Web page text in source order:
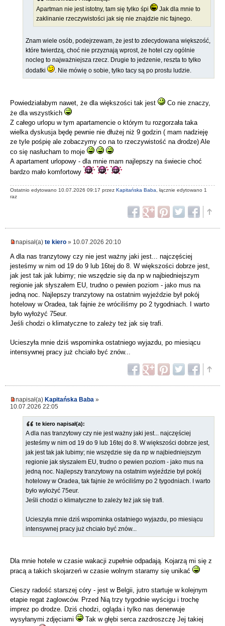
Apartman nie jest istotny, tam się tylko śpi
Jak dla mnie to
zaklinanie rzeczywistości jak się nie znajdzie nic fajnego.
Znam wiele osób, podejrzewam, że jest to zdecydowana większość,
które twierdzą, choć nie przyznają wprost, że hotel czy ogólnie
nocleg to najważniejsza rzecz. Drugie to jedzenie, reszta to tylko
dodatki
. Nie mówię o sobie, tylko tacy są po prostu ludzie.
Powiedziałabym nawet, że dla większości tak jest
Co nie znaczy,
że dla wszystkich
Z całego urlopu w tym apartamencie o którym tu rozgorzała taka
wielka dyskusja będę pewnie nie dłużej niż 9 godzin ( mam nadzieję
ze tyle pośpię ale zobaczymy co na to rzeczywistość na drodze) Ale
co się nasłucham to moje
A apartament urlopowy - dla mnie mam najlepszy na świecie choć
bardzo mało komfortowy
Ostatnio edytowano 10.07.2026 09:17 przez Kapitańska Baba , łącznie edytowano 1
raz
napisał(a) te kiero » 10.07.2026 20:10
A dla nas tranzytowy czy nie jest ważny jaki jest... najczęściej
jesteśmy w nim od 19 do 9 lub 16tej do 8. W większości dobrze jest,
jak jest tak jak lubimy; nie wszędzie się da np w najbiedniejszym
regionie jak słyszałem EU, trudno o pewien poziom - jako mus na
jedną noc. Najlepszy tranzytowy na ostatnim wyjeździe był pokój
hotelowy w Oradea, tak fajnie że wróciliśmy po 2 tygodniach. I warto
było wyłożyć 75eur.
Jeśli chodzi o klimatyczne to zależy też jak się trafi.
Ucieszyła mnie dziś wspominka ostatniego wyjazdu, po miesiącu
intensywnej pracy już chciało być znów...
napisał(a) Kapitańska Baba »
10.07.2026 22:05
te kiero napisał(a):
A dla nas tranzytowy czy nie jest ważny jaki jest... najczęściej
jesteśmy w nim od 19 do 9 lub 16tej do 8. W większości dobrze jest,
jak jest tak jak lubimy; nie wszędzie się da np w najbiedniejszym
regionie jak słyszałem EU, trudno o pewien poziom - jako mus na
jedną noc. Najlepszy tranzytowy na ostatnim wyjeździe był pokój
hotelowy w Oradea, tak fajnie że wróciliśmy po 2 tygodniach. I warto
było wyłożyć 75eur.
Jeśli chodzi o klimatyczne to zależy też jak się trafi.
Ucieszyła mnie dziś wspominka ostatniego wyjazdu, po miesiącu
intensywnej pracy już chciało być znów...
Dla mnie hotele w czasie wakacji zupełnie odpadają. Kojarzą mi się z
pracą a takich skojarzeń w czasie wolnym staramy się unikać
Cieszy radość starszej córy - jest w Belgii, jutro startuje w kolejnym
etapie regat żaglowców. Przed Nią trzy tygodnie wyścigu i trochę
imprez po drodze. Dziś chodzi, ogląda i tylko nas denerwuje
wysyłanymi zdjęciami
Tak w głębi serca zazdroszczę Jej takiej